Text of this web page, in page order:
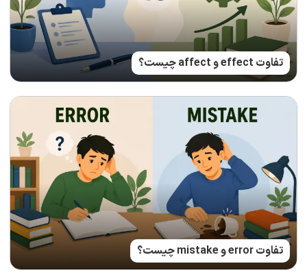
تفاوت effect و affect چیست؟
تفاوت error و mistake چیست؟